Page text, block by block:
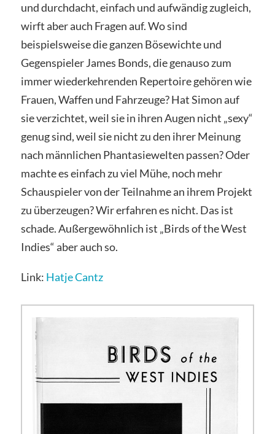
und durchdacht, einfach und aufwändig zugleich,
wirft aber auch Fragen auf. Wo sind
beispielsweise die ganzen Bösewichte und
Gegenspieler James Bonds, die genauso zum
immer wiederkehrenden Repertoire gehören wie
Frauen, Waffen und Fahrzeuge? Hat Simon auf
sie verzichtet, weil sie in ihren Augen nicht „sexy“
genug sind, weil sie nicht zu den ihrer Meinung
nach männlichen Phantasiewelten passen? Oder
machte es einfach zu viel Mühe, noch mehr
Schauspieler von der Teilnahme an ihrem Projekt
zu überzeugen? Wir erfahren es nicht. Das ist
schade. Außergewöhnlich ist „Birds of the West
Indies“ aber auch so.
Link: Hatje Cantz